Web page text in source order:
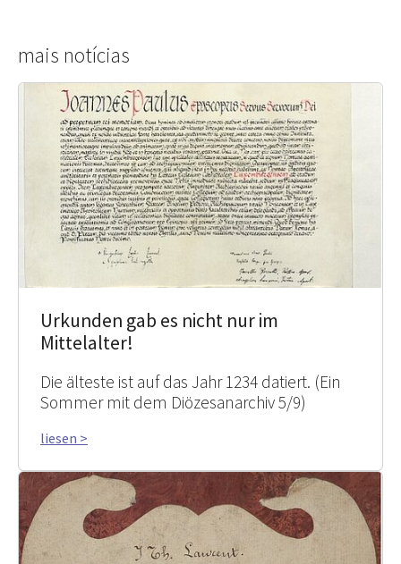
mais notícias
Urkunden gab es nicht nur im
Mittelalter!
Die älteste ist auf das Jahr 1234 datiert. (Ein
Sommer mit dem Diözesanarchiv 5/9)
liesen >